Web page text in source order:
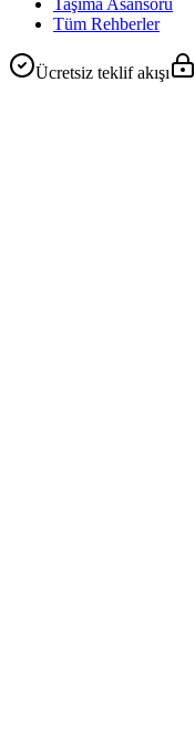
Taşıma Asansörü
Tüm Rehberler
Ücretsiz teklif akışı